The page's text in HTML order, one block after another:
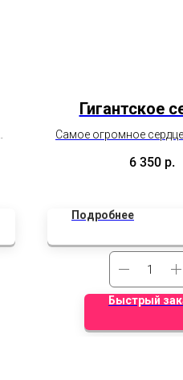
Гигантское
Самое огромное
дюймов или 173
6 350 р.
Подробнее
Быстрый